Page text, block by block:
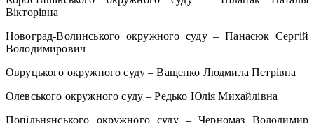
Вікторівна
Новоград-Волинського окружного суду – Панасюк Сергій
Володимирович
Овруцького окружного суду – Ващенко Людмила Петрівна
Олевського окружного суду – Редько Юлія Михайлівна
Попільнянського окружного суду – Черномаз Володимир